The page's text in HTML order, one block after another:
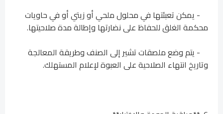
- يمكن تعبئتها في محلول ملحي أو زيتي أو في حاويات
محكمة الغلق للحفاظ على نضارتها وإطالة مدة صلاحيتها.
- يتم وضع ملصقات تشير إلى الصنف وطريقة المعالجة
وتاريخ انتهاء الصلاحية على العبوة لإعلام المستهلك.